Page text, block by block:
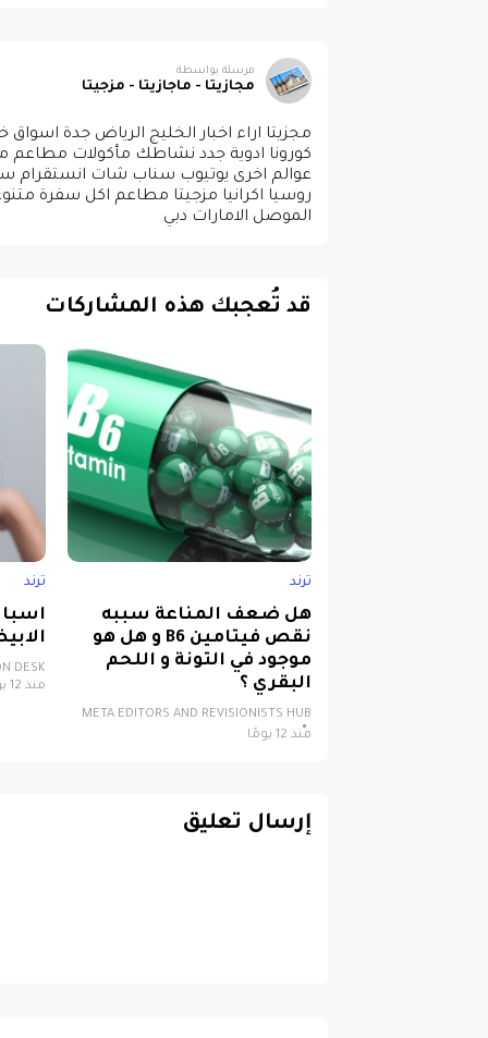
مرسلة بواسطة
مجازيتا - ماجازيتا - مزجيتا
مجزيتا اراء اخبار الخليج الرياض جدة
كورونا ادوية جدد نشاطك مأكولات مطاعم
عوالم اخرى يوتيوب سناب شات انستقرام
روسيا اكرانيا مزجيتا مطاعم اكل سفرة
الموصل الامارات دبي
قد تُعجبك هذه المشاركات
ترند
هل ضعف المناعة سببه
نقص فيتامين B6 و هل هو
موجود في التونة و اللحم
البقري ؟
META EDITORS AND REVISIONISTS HUB
منذ 12 يومًا
ترند
DESK
منذ 12 يومًا
إرسال تعليق